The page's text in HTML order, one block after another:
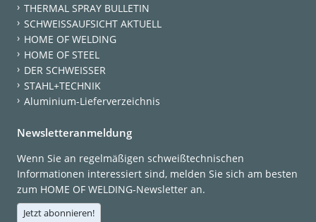
THERMAL SPRAY BULLETIN
SCHWEISSAUFSICHT AKTUELL
HOME OF WELDING
HOME OF STEEL
DER SCHWEISSER
STAHL+TECHNIK
Aluminium-Lieferverzeichnis
Newsletteranmeldung
Wenn Sie an regelmäßigen schweißtechnischen
Informationen interessiert sind, melden Sie sich am besten
zum HOME OF WELDING-Newsletter an.
Jetzt abonnieren!